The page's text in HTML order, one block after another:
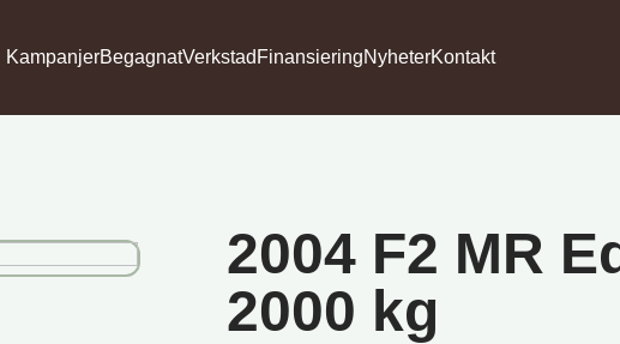
KampanjerBegagnatVerkstad FinansieringNyheterKontakt
2004 F2 MR
2000 kg